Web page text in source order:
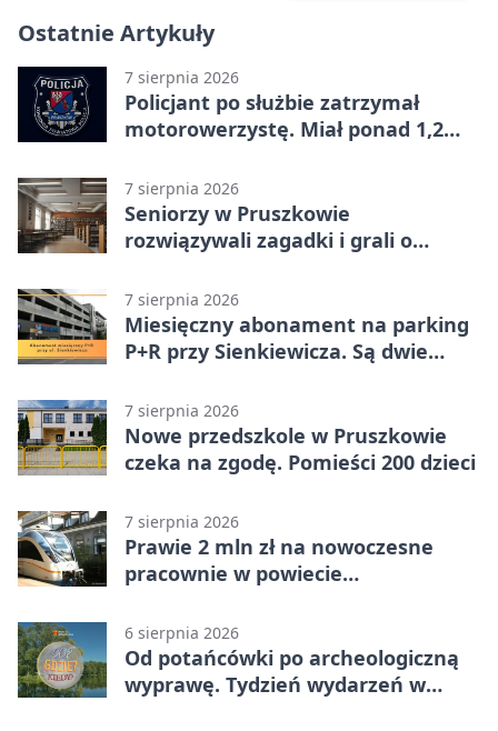
Ostatnie Artykuły
7 sierpnia 2026
Policjant po służbie zatrzymał
motorowerzystę. Miał ponad 1,2
7 sierpnia 2026
Seniorzy w Pruszkowie
rozwiązywali zagadki i grali o
7 sierpnia 2026
Miesięczny abonament na parking
P+R przy Sienkiewicza. Są dwie
7 sierpnia 2026
Nowe przedszkole w Pruszkowie
czeka na zgodę. Pomieści 200 dzieci
7 sierpnia 2026
Prawie 2 mln zł na nowoczesne
pracownie w powiecie
6 sierpnia 2026
Od potańcówki po archeologiczną
wyprawę. Tydzień wydarzeń w